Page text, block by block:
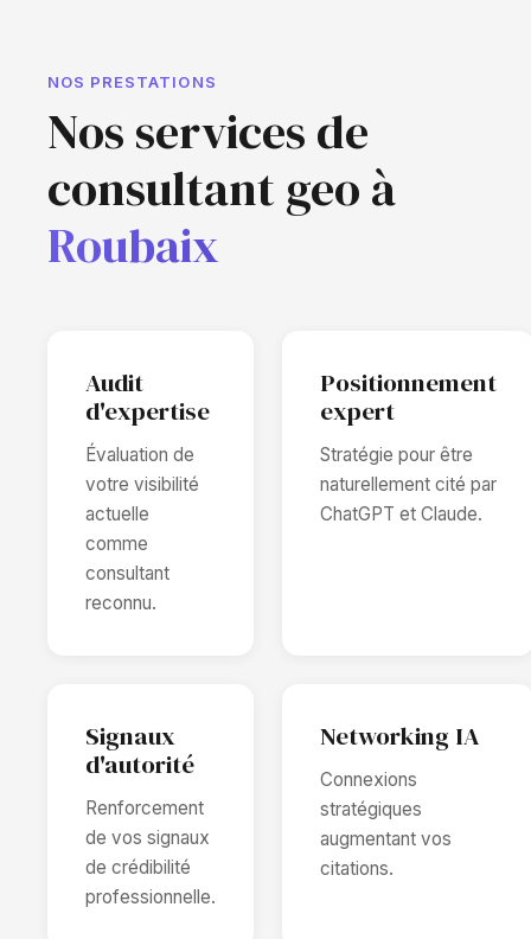
NOS PRESTATIONS
Nos services de
consultant geo à
Roubaix
Audit
d'expertise
Évaluation de
votre visibilité
actuelle
comme
consultant
reconnu.
Positionnement
expert
Stratégie pour être
naturellement cité par
ChatGPT et Claude.
Signaux
d'autorité
Renforcement
de vos signaux
de crédibilité
professionnelle.
Networking IA
Connexions
stratégiques
augmentant vos
citations.